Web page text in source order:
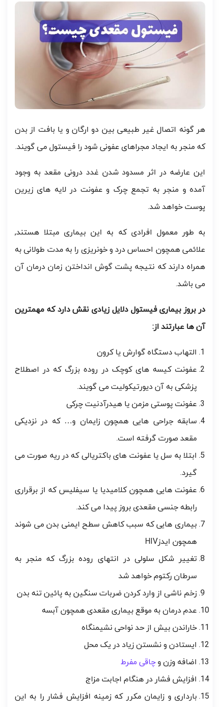
هر گونه اتصال غیر طبیعی بین دو ارگان و یا بافت از بدن
که منجر به ایجاد مجراهای عفونی شود را فیستول می گویند.
این عارضه در اثر مسدود شدن غدد درونی مقعد به وجود
آمده و منجر به تجمع چرک و عفونت در لایه های زیرین
پوست خواهد شد.
به طور معمول افرادی که به این بیماری مبتلا هستند,
علائمی همچون احساس درد و خونریزی را به مدت طولانی به
همراه دارند که نتیجه پشت گوش انداختن زمان درمان آن
می باشد.
در بروز بیماری فیستول دلایل زیادی نقش دارد که مهمترین
آن ها عبارتند از:
التهاب دستگاه گوارش یا کرون
عفونت کیسه های کوچک در روده بزرگ که در اصطلاح
پزشکی به آن دیورتیکولیت می گویند.
عفونت پوستی مزمن یا هیدرآدنیت چرکی
سابقه جراحی هایی همچون زایمان و… که در نزدیکی
مقعد صورت گرفته است.
ابتلا به سل یا عفونت های باکتریالی که در ریه صورت می
گیرد.
عفونت هایی همچون کلامیدیا یا سیفلیس که از برقراری
رابطه جنسی مقعدی بروز پیدا می کند.
بیماری هایی که سبب کاهش سطح ایمنی بدن می شوند
همچون ایدزHIV
تغییر شکل سلولی در انتهای روده بزرگ که منجر به
سرطان رکتوم خواهد شد
زخم ناشی از وارد کردن ضربات سنگین به پائین تنه بدن
عدم درمان به موقع بیماری مقعدی همچون آبسه
خاراندن بیش از حد نواحی نشیمنگاه
ایستادن و نشستن زیاد در یک محل
اضافه وزن وچاقی مفرط
افزایش فشار در هنگام اجابت مزاج
بارداری و زایمان مکرر که زمینه افزایش فشار را به این